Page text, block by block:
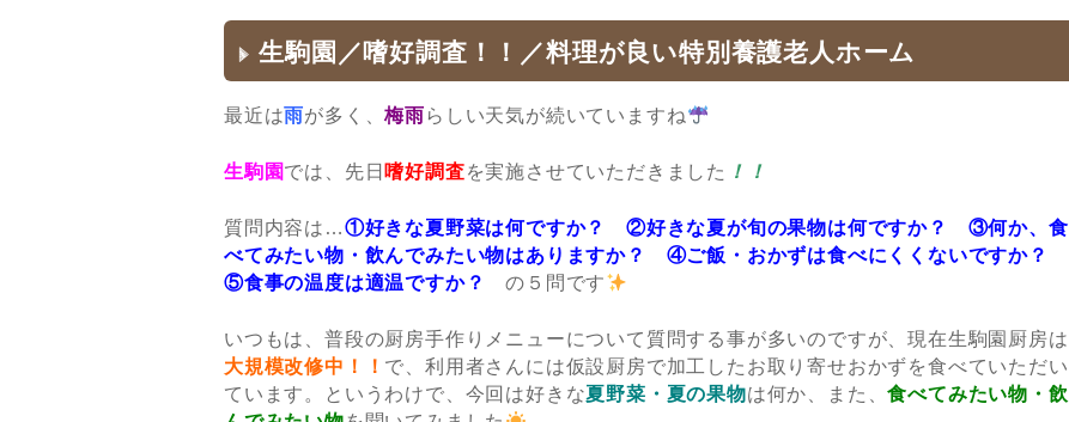
リ
ー
生駒園／嗜好調査！！／料理が良い特別養護老人ホーム
最近は雨が多く、梅雨らしい天気が続いていますね
生駒園では、先日 嗜好調査を実施させていただきました ！！
質問内容は…①好きな夏野菜は何ですか？ ②好きな夏が旬の果物は何ですか？ ③何か、食
べてみたい物・飲んでみたい物はありますか？ ④ご飯・おかずは食べにくくないですか？
⑤食事の温度は適温ですか？
の５問です
いつもは、普段の厨房手作りメニューについて質問する事が多いのですが、現在生駒園厨房は
大規模改修中！！ で、利用者さんには仮設厨房で加工したお取り寄せおかずを食べていただい
ています。というわけで、今回は好きな夏野菜・夏の果物は何か、また、食べてみたい物・飲